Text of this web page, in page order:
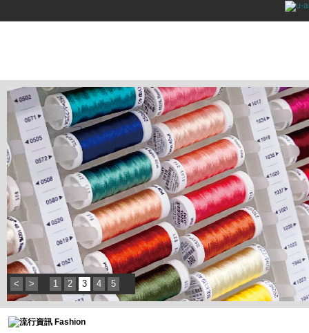
< > 1 2 3 4 5